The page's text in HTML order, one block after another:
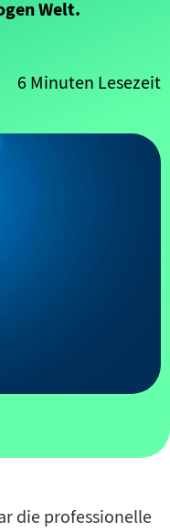
Welt.
6 Minuten Lesezeit
die professionelle